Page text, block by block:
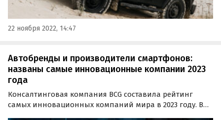
22 ноября 2022, 14:47
Автобренды и производители смартфонов:
названы самые инновационные компании 2023
года
Консалтинговая компания BCG составила рейтинг
самых инновационных компаний мира в 2023 году. В